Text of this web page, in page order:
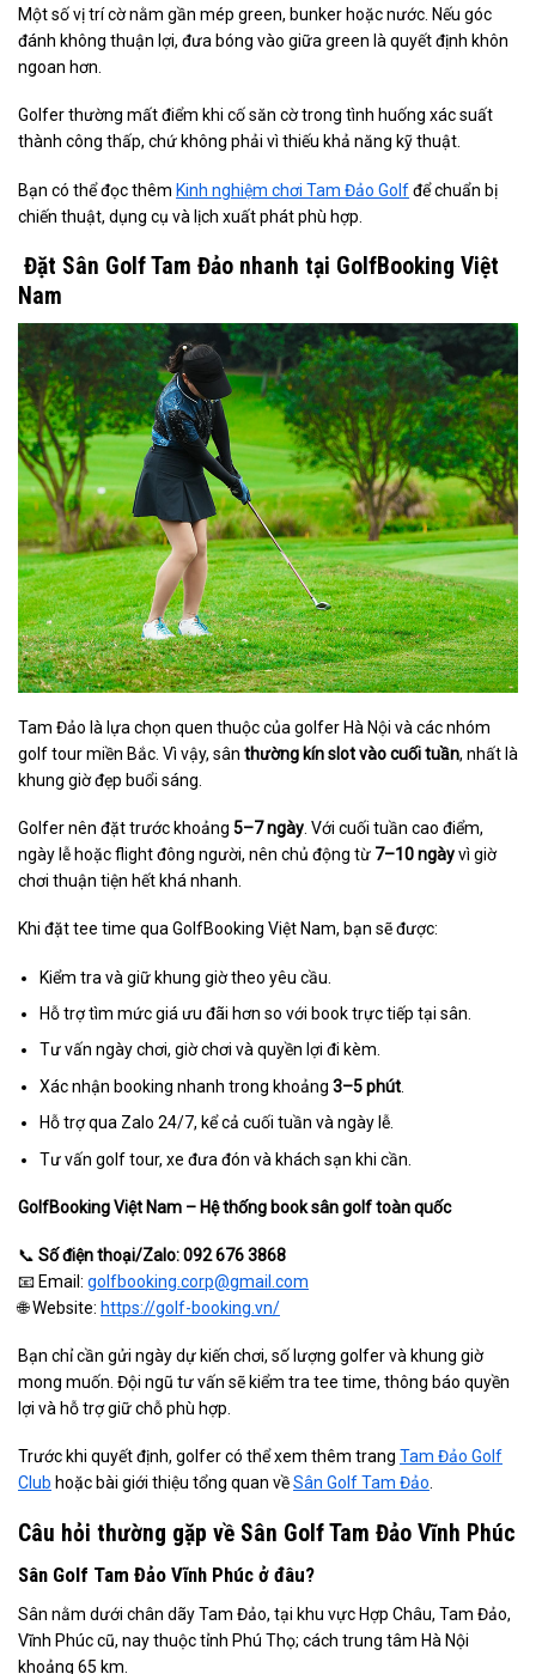
Một số vị trí cờ nằm gần mép green, bunker hoặc nước. Nếu góc
đánh không thuận lợi, đưa bóng vào giữa green là quyết định khôn
ngoan hơn.
Golfer thường mất điểm khi cố săn cờ trong tình huống xác suất
thành công thấp, chứ không phải vì thiếu khả năng kỹ thuật.
Bạn có thể đọc thêm Kinh nghiệm chơi Tam Đảo Golfđể chuẩn bị
chiến thuật, dụng cụ và lịch xuất phát phù hợp.
Đặt Sân Golf Tam Đảo nhanh tại GolfBooking Việt
Nam
Tam Đảo là lựa chọn quen thuộc của golfer Hà Nội và các nhóm
golf tour miền Bắc. Vì vậy, sân thường kín slot vào cuối tuần, nhất là
khung giờ đẹp buổi sáng.
Golfer nên đặt trước khoảng 5–7 ngày . Với cuối tuần cao điểm,
ngày lễ hoặc flight đông người, nên chủ động từ 7–10 ngàyvì giờ
chơi thuận tiện hết khá nhanh.
Khi đặt tee time qua GolfBooking Việt Nam, bạn sẽ được:
Kiểm tra và giữ khung giờ theo yêu cầu.
Hỗ trợ tìm mức giá ưu đãi hơn so với book trực tiếp tại sân.
Tư vấn ngày chơi, giờ chơi và quyền lợi đi kèm.
Xác nhận booking nhanh trong khoảng3–5 phút
Hỗ trợ qua Zalo 24/7, kể cả cuối tuần và ngày lễ.
Tư vấn golf tour, xe đưa đón và khách sạn khi cần.
GolfBooking Việt Nam – Hệ thống book sân golf toàn quốc
📞 Số điện thoại/Zalo: 092 676 3868
📧 Email: golfbooking.corp@gmail.com
🌐 Website: https://golf-booking.vn/
Bạn chỉ cần gửi ngày dự kiến chơi, số lượng golfer và khung giờ
mong muốn. Đội ngũ tư vấn sẽ kiểm tra tee time, thông báo quyền
lợi và hỗ trợ giữ chỗ phù hợp.
Trước khi quyết định, golfer có thể xem thêm trang Tam Đảo Golf
Club hoặc bài giới thiệu tổng quan vềSân Golf Tam Đảo
Câu hỏi thường gặp về Sân Golf Tam Đảo Vĩnh Phúc
Sân Golf Tam Đảo Vĩnh Phúc ở đâu?
Sân nằm dưới chân dãy Tam Đảo, tại khu vực Hợp Châu, Tam Đảo,
Vĩnh Phúc cũ, nay thuộc tỉnh Phú Thọ; cách trung tâm Hà Nội
khoảng 65 km.